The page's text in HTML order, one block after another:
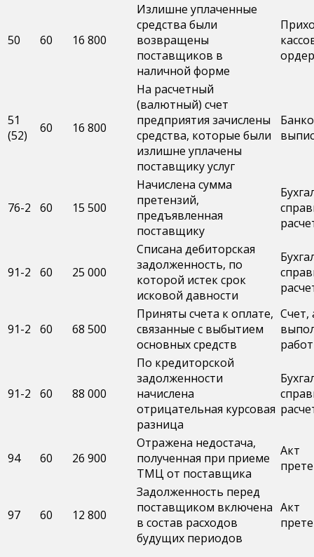
50 60 16 800
Излишне уплаченные
средства были
возвращены
поставщиков в
наличной форме
ордер
51
(52)
60 16 800
На расчетный
(валютный) счет
предприятия зачислены
средства, которые были
излишне уплачены
поставщику услуг
76-2 60 15 500
Начислена сумма
претензий,
предъявленная
поставщику
91-2 60 25 000
Списана дебиторская
задолженность, по
которой истек срок
исковой давности
91-2 60 68 500
Приняты счета к оплате,
связанные с выбытием
основных средств
Счет,
работ
91-2 60 88 000
По кредиторской
задолженности
начислена
отрицательная курсовая
разница
94 60 26 900
Отражена недостача,
полученная при приеме
ТМЦ от поставщика
Акт
97 60 12 800
Задолженность перед
поставщиком включена
в состав расходов
будущих периодов
Акт